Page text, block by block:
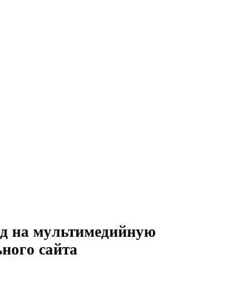
на мультимедийную
сайта